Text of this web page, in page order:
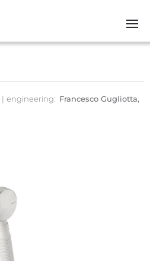
engineering: Francesco Gugliotta,